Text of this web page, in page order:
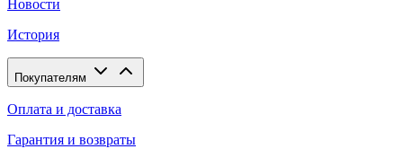
Новости
История
Покупателям
Оплата и доставка
Гарантия и возвраты